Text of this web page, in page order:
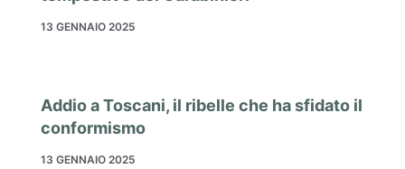
13 GENNAIO 2025
Addio a Toscani, il ribelle che ha sfidato il
conformismo
13 GENNAIO 2025